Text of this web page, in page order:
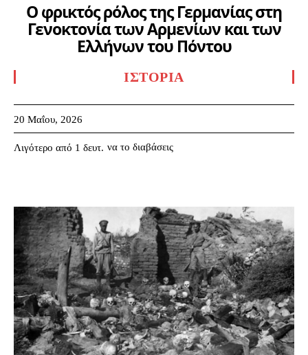
Ο φρικτός ρόλος της Γερμανίας στη
Γενοκτονία των Αρμενίων και των
Ελλήνων του Πόντου
ΙΣΤΟΡΊΑ
20 Μαΐου, 2026
Λιγότερο από 1 δευτ. να το διαβάσεις